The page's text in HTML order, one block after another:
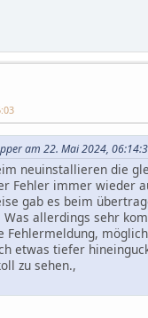
am 22. Mai 2024,
neuinstallieren die
Fehler immer wieder
gab es beim
Was allerdings sehr
Fehlermeldung,
etwas tiefer
zu sehen.,